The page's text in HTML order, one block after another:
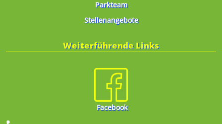
Parkteam
Stellenangebote
Weiterführende Links
Facebook